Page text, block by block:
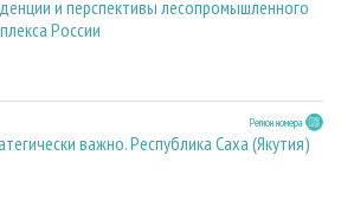
и перспективы лесопромышленного
России
Регион номера
важно. Республика Саха (Якутия)